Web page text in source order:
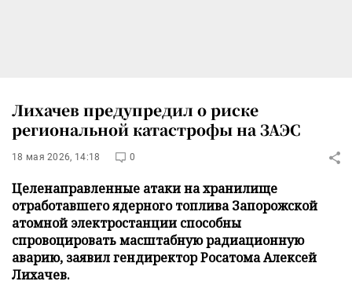
Лихачев предупредил о риске
региональной катастрофы на ЗАЭС
18 мая 2026, 14:18 0
Целенаправленные атаки на хранилище
отработавшего ядерного топлива Запорожской
атомной электростанции способны
спровоцировать масштабную радиационную
аварию, заявил гендиректор Росатома Алексей
Лихачев.